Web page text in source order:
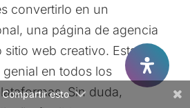
convertirlo en un
una página de agencia
sitio web creativo. Esta
genial en todos los
Sin duda,
Compartir esto